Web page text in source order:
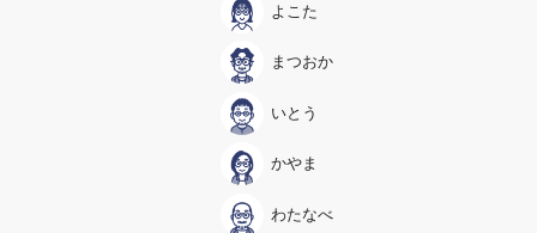
よこた
まつおか
いとう
かやま
わたなべ